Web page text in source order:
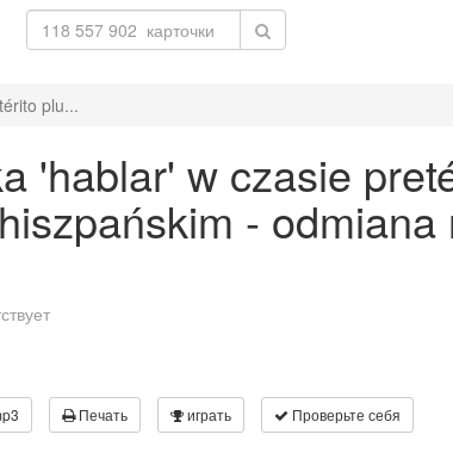
plu...
'hablar' w czasie
-
Печать играть Проверьте себя